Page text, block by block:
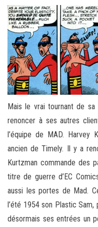
Mais le vrai tournant de
renoncer à ses autres
l’équipe de MAD. Harvey
ancien de Timely. Il y a
Kurtzman commande des
titre de guerre d’EC
aussi les portes de Mad.
l’été 1954 son Plastic
désormais ses entrées un